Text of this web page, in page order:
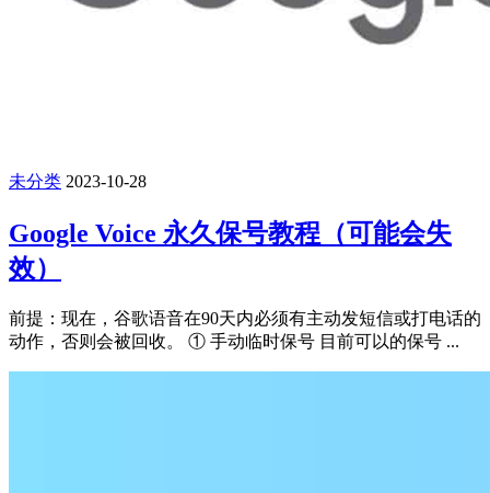
未分类 2023-10-28
Google Voice 永久保号教程（可能会失
效）
前提：现在，谷歌语音在90天内必须有主动发短信或打电话的
动作，否则会被回收。 ① 手动临时保号 目前可以的保号 ...